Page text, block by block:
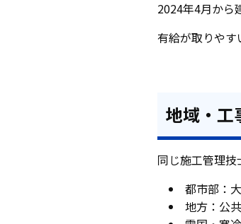
2024年4月から
有給が取りや
地域・工
同じ施工管理技
都市部：
地方：公